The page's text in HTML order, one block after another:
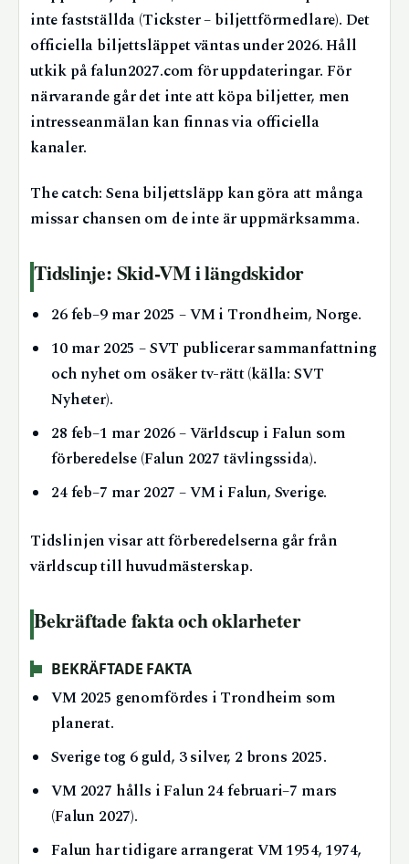
inte fastställda (Tickster – biljettförmedlare). Det
officiella biljettsläppet väntas under 2026. Håll
utkik på falun2027.com för uppdateringar. För
närvarande går det inte att köpa biljetter, men
intresseanmälan kan finnas via officiella
kanaler.
The catch: Sena biljettsläpp kan göra att många
missar chansen om de inte är uppmärksamma.
Tidslinje: Skid-VM i längdskidor
26 feb–9 mar 2025 – VM i Trondheim, Norge.
10 mar 2025 – SVT publicerar sammanfattning
och nyhet om osäker tv-rätt (källa: SVT
Nyheter).
28 feb–1 mar 2026– Världscup i Falun som
förberedelse (Falun 2027 tävlingssida).
24 feb–7 mar 2027 – VM i Falun, Sverige.
Tidslinjen visar att förberedelserna går från
världscup till huvudmästerskap.
Bekräftade fakta och oklarheter
BEKRÄFTADE FAKTA
VM 2025 genomfördes i Trondheim som
planerat.
Sverige tog 6 guld, 3 silver, 2 brons 2025.
VM 2027 hålls i Falun 24 februari–7 mars
(Falun 2027).
Falun har tidigare arrangerat VM 1954, 1974,